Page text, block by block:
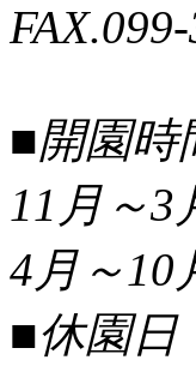
■開園時
11月～
4月～
■休園日